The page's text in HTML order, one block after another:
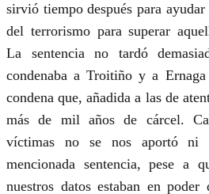
sirvió tiempo después para
del terrorismo para superar
La sentencia no tardó
condenaba a Troitiño y a
condena que, añadida a las de
más de mil años de cárcel.
víctimas no se nos aportó ni
mencionada sentencia, pese a
nuestros datos estaban en